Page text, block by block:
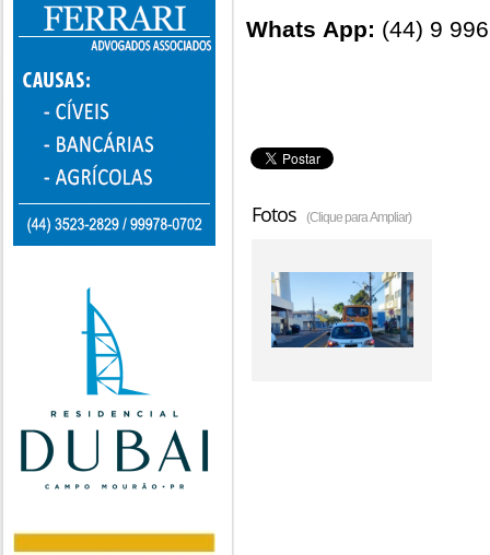
Whats App: (44) 9
Fotos (Clique para Ampliar)